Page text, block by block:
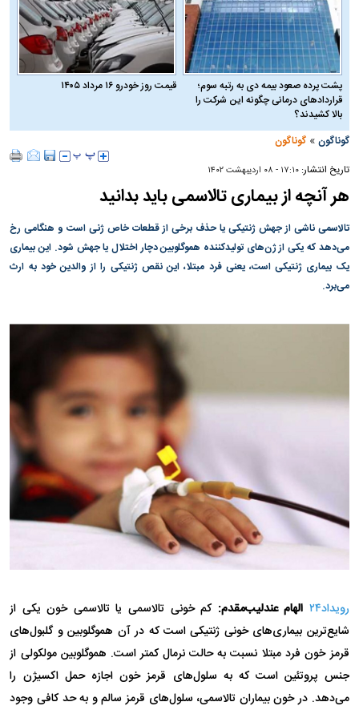
پشت پرده صعود بیمه دی به رتبه سوم؛
قراردادهای درمانی چگونه این شرکت را
بالا کشیدند؟
قیمت روز خودرو ۱۶ مرداد ۱۴۰۵
گوناگون »گوناگون
تاریخ انتشار:۱۷:۱۰ - ۰۸ ارديبهشت ۱۴۰۲
هر آنچه از بیماری تالاسمی باید بدانید
تالاسمی ناشی از جهش ژنتیکی یا حذف برخی از قطعات خاص ژنی است و هنگامی رخ
می‌دهد که یکی از ژن‌های تولیدکننده هموگلوبین دچار اختلال یا جهش شود. این بیماری
یک بیماری ژنتیکی است، یعنی فرد مبتلا، این نقص ژنتیکی را از والدین خود به ارث
می‌برد.
رویداد۲۴ الهام عندلیب‌مقدم: کم خونی تالاسمی یا تالاسمی خون یکی از
شایع‌ترین بیماری‌های خونی ژنتیکی است که در آن هموگلوبین و گلبول‌های
قرمز خون فرد مبتلا نسبت به حالت نرمال کمتر است. هموگلوبین مولکولی از
جنس پروتئین است که به سلول‌های قرمز خون اجازه حمل اکسیژن را
می‌دهد. در خون بیماران تالاسمی، سلول‌های قرمز سالم و به حد کافی وجود